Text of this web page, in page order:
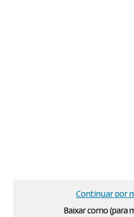
Baixar como (para
Continuar por